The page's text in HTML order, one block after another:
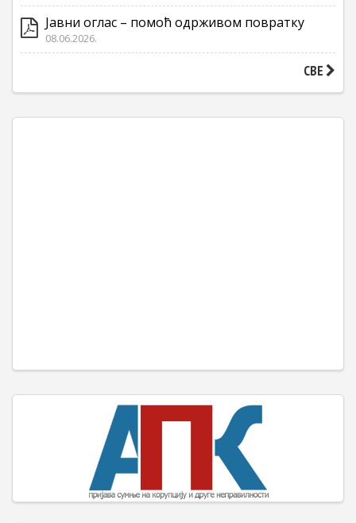
Јавни оглас – помоћ одрживом повратку
08.06.2026.
СВЕ